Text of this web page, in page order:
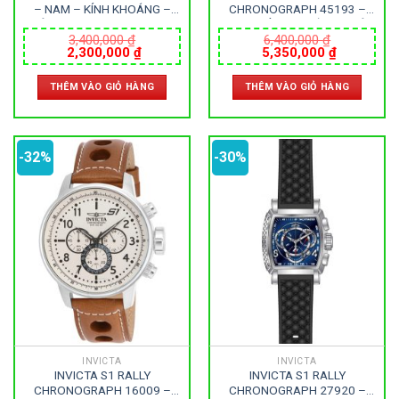
– NAM – KÍNH KHOÁNG –
43MM – MÁY HOA KỲ
3,400,000₫
Giá
gốc
là:
3,400,000 ₫.
2,300,000₫Giá
hiện
tại
là:
2,300,000 ₫.
THÊM VÀO GIỎ HÀNG
CHRONOGRAPH 45193 –
KIM LOẠI – PIN – SIZE 51MM
– MÁY HOA KỲ
6,400,000₫
Giá
gốc
là:
6,400,000 ₫.
5,350,000₫Giá
hiện
tại
là:
THÊM VÀO GIỎ HÀNG
-32%
INVICTA
INVICTA S1 RALLY
CHRONOGRAPH 16009 –
-30%
INVICTA
INVICTA S1 RALLY
CHRONOGRAPH 27920 –